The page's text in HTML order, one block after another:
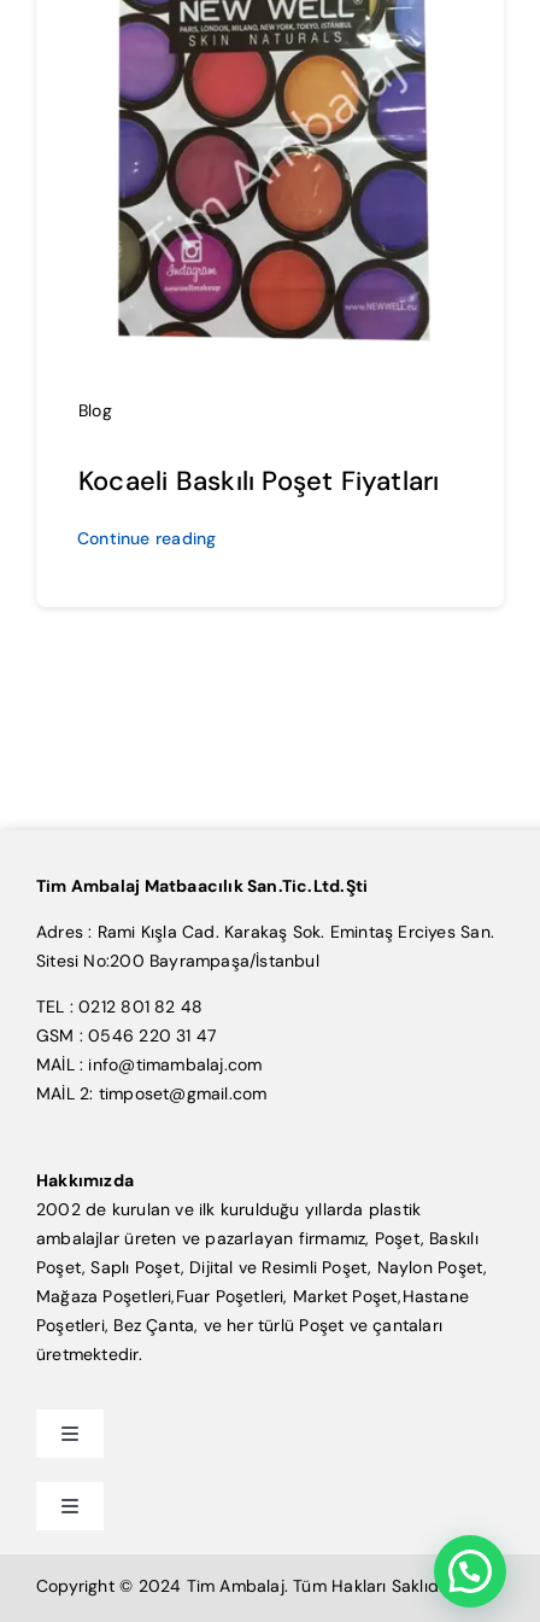
Blog
Kocaeli Baskılı Poşet Fiyatları
Continue reading
Tim Ambalaj Matbaacılık San.Tic.Ltd.Şti
Adres : Rami Kışla Cad. Karakaş Sok. Emintaş Erciyes San.
Sitesi No:200 Bayrampaşa/İstanbul
TEL : 0212 801 82 48
GSM : 0546 220 31 47
MAİL : info@timambalaj.com
MAİL 2: timposet@gmail.com
Hakkımızda
2002 de kurulan ve ilk kurulduğu yıllarda plastik
ambalajlar üreten ve pazarlayan firmamız, Poşet, Baskılı
Poşet, Saplı Poşet, Dijital ve Resimli Poşet, Naylon Poşet,
Mağaza Poşetleri,Fuar Poşetleri, Market Poşet,Hastane
Poşetleri, Bez Çanta, ve her türlü Poşet ve çantaları
üretmektedir.
Toggle
Anasayfa
Tim Ambalaj
Toggle
Copyright © 2024 Tim Ambalaj. Tüm Hakları Saklıdır.